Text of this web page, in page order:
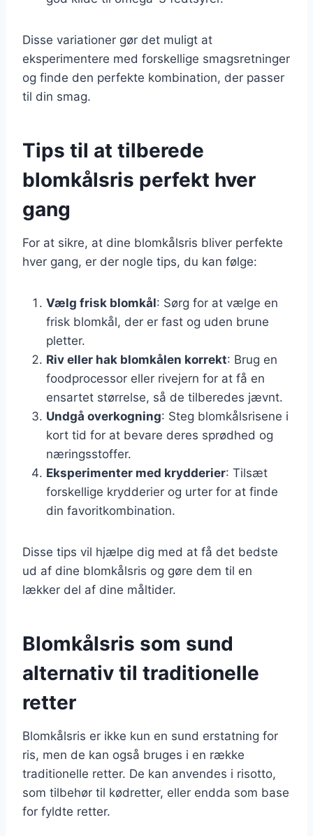
Disse variationer gør det muligt at
eksperimentere med forskellige smagsretninger
og finde den perfekte kombination, der passer
til din smag.
Tips til at tilberede
blomkålsris perfekt hver
gang
For at sikre, at dine blomkålsris bliver perfekte
hver gang, er der nogle tips, du kan følge:
Vælg frisk blomkål: Sørg for at vælge en
frisk blomkål, der er fast og uden brune
pletter.
Riv eller hak blomkålen korrekt: Brug en
foodprocessor eller rivejern for at få en
ensartet størrelse, så de tilberedes jævnt.
Undgå overkogning: Steg blomkålsrisene i
kort tid for at bevare deres sprødhed og
næringsstoffer.
Eksperimenter med krydderier: Tilsæt
forskellige krydderier og urter for at finde
din favoritkombination.
Disse tips vil hjælpe dig med at få det bedste
ud af dine blomkålsris og gøre dem til en
lækker del af dine måltider.
Blomkålsris som sund
alternativ til traditionelle
retter
Blomkålsris er ikke kun en sund erstatning for
ris, men de kan også bruges i en række
traditionelle retter. De kan anvendes i risotto,
som tilbehør til kødretter, eller endda som base
for fyldte retter.